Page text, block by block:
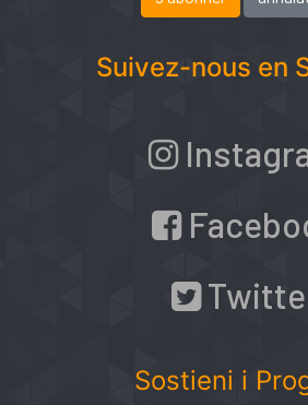
Suivez-nous en
Sostieni i